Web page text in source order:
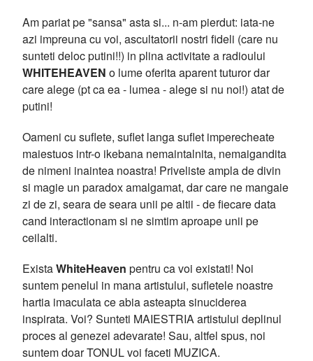
Am pariat pe "sansa" asta si... n-am pierdut: iata-ne
azi impreuna cu voi, ascultatorii nostri fideli (care nu
sunteti deloc putini!!) in plina activitate a radioului
WHITEHEAVEN o lume oferita aparent tuturor dar
care alege (pt ca ea - lumea - alege si nu noi!) atat de
putini!
Oameni cu suflete, suflet langa suflet imperecheate
maiestuos intr-o ikebana nemaintalnita, nemaigandita
de nimeni inaintea noastra! Priveliste ampla de divin
si magie un paradox amalgamat, dar care ne mangaie
zi de zi, seara de seara unii pe altii - de fiecare data
cand interactionam si ne simtim aproape unii pe
ceilalti.
ExistaWhiteHeaven pentru ca voi existati! Noi
suntem penelul in mana artistului, sufletele noastre
hartia imaculata ce abia asteapta sinuciderea
inspirata. Voi? Sunteti MAIESTRIA artistului deplinul
proces al genezei adevarate! Sau, altfel spus, noi
suntem doar TONUL voi faceti MUZICA.